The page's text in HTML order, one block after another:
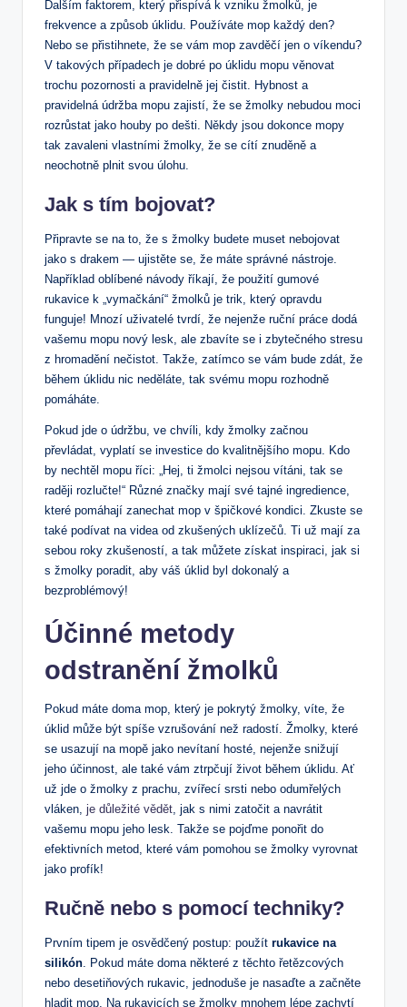
Dalším faktorem, který přispívá k vzniku žmolků, je
frekvence a způsob úklidu. Používáte mop každý​ den?
Nebo se ⁤přistihnete,​ že se ‍vám ​mop zavděčí jen o víkendu?
⁣V‍ takových⁣ případech je dobré po úklidu ​mopu věnovat
trochu pozornosti a​ pravidelně jej čistit. Hybnost a
pravidelná ⁤údržba‍ mopu zajistí, že se žmolky ⁣nebudou moci
rozrůstat jako houby po dešti.‌ Někdy jsou dokonce mopy
tak zavaleni vlastními žmolky, že se cítí znuděně a
neochotně plnit svou ⁢úlohu.
Jak s‌ tím bojovat?
Připravte se⁣ na to,​ že⁣ s ‌žmolky⁣ budete muset nebojovat
jako s drakem — ujistěte se, že máte správné nástroje.
Například oblíbené návody říkají, ⁤že použití gumové
rukavice k „vymačkání“ žmolků je trik,⁤ který⁤ opravdu
‌funguje!⁣ Mnozí uživatelé‍ tvrdí, že nejenže ruční práce dodá
vašemu mopu nový lesk, ale zbavíte se i zbytečného stresu
z‍ hromadění nečistot. Takže, zatímco se vám bude zdát, že
během úklidu nic neděláte,‍ tak svému mopu rozhodně
pomáháte.
Pokud jde o údržbu, ve chvíli,⁣ kdy žmolky začnou
převládat, vyplatí se investice do kvalitnějšího mopu. Kdo
by nechtěl mopu ⁢říci: „Hej, ti žmolci nejsou vítáni, tak​ se
raději‍ rozlučte!“ Různé značky mají své tajné ingredience,
které pomáhají‍ zanechat⁣ mop v špičkové kondici. Zkuste se
také⁤ podívat na videa od zkušených ‌uklízečů. Ti už mají za
sebou roky zkušeností, a tak můžete získat ⁤inspiraci, jak si
s žmolky poradit, aby váš úklid byl ‌dokonalý ⁢a
bezproblémový!
Účinné metody
odstranění žmolků
Pokud máte doma mop, který​ je pokrytý žmolky, víte, že
úklid může ‌být spíše vzrušování než radostí. Žmolky, které
se ⁤usazují na mopě⁢ jako nevítaní hosté, nejenže ⁢snižují
jeho účinnost, ale⁤ také vám ztrpčují život během úklidu. ​Ať
už jde o žmolky z prachu, zvířecí srsti nebo odumřelých
vláken, je důležité vědět, jak ‌s nimi zatočit a navrátit‌
vašemu mopu jeho lesk. Takže se pojďme ponořit do
efektivních metod,​ které vám pomohou se žmolky vyrovnat
jako profík!
Ručně nebo s pomocí techniky?
Prvním tipem je osvědčený postup: použít rukavice ‍na
silikón. Pokud máte doma některé z těchto řetězcových
nebo desetiňových rukavic, jednoduše ⁤je nasaďte⁢ a začněte
hladit‍ mop.‍ Na rukavicích se žmolky mnohem lépe zachytí